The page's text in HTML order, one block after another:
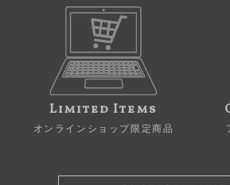
Limited Items
オンラインショップ限定商品